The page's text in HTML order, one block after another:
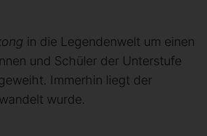
in die Legendenwelt um einen
und Schüler der Unterstufe
Immerhin liegt der
wurde.